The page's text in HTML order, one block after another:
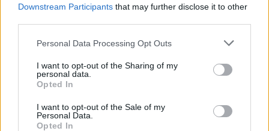
Downstream Participants that may further disclose it to other
Personal Data Processing Opt Outs
I want to opt-out of the Sharing of my
personal data.
Opted In
I want to opt-out of the Sale of my
Personal Data.
Opted In
Shtuarmë21.11.2023 09:41